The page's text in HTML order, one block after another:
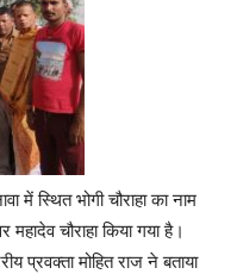
में स्थित भोगी चौराहा का नाम
चौराहा किया गया है।
प्रवक्ता मोहित राज ने बताया